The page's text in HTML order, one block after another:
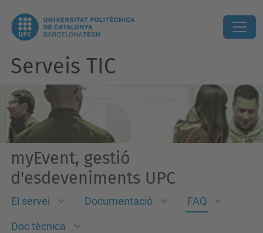
Serveis TIC
myEvent, gestió
d'esdeveniments UPC
El servei Documentació FAQ
Doc tècnica